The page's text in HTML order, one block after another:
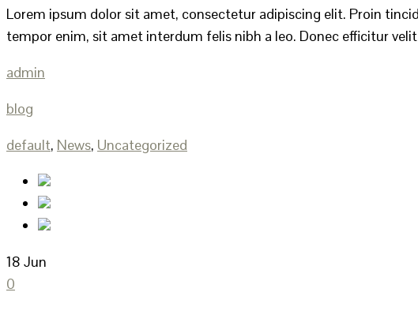
Lorem ipsum dolor sit amet, consectetur adipiscing elit. Proin
tempor enim, sit amet interdum felis nibh a leo. Donec efficitur
admin
blog
default, News, Uncategorized
18 Jun
0